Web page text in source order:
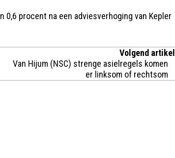
0,6 procent na een adviesverhoging van Kepler
Volgend artikel
Van Hijum (NSC) strenge asielregels komen
er linksom of rechtsom